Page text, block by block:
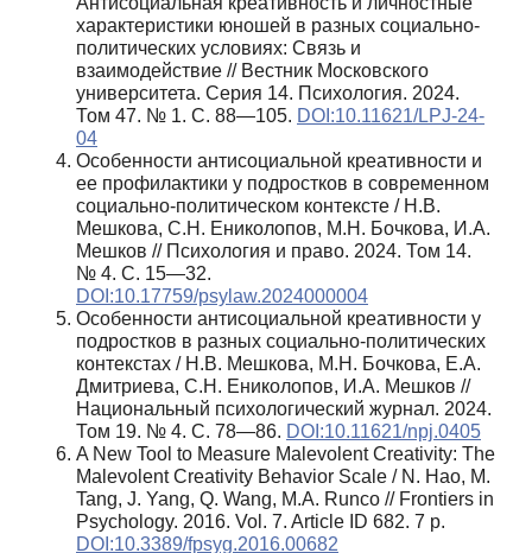
характеристики юношей в разных социально-
политических условиях: Связь и
взаимодействие // Вестник Московского
университета. Серия 14. Психология. 2024.
Том 47. № 1. С. 88—105. DOI:10.11621/LPJ-24-
04
Особенности антисоциальной креативности и
ее профилактики у подростков в современном
социально-политическом контексте / Н.В.
Мешкова, С.Н. Ениколопов, М.Н. Бочкова, И.А.
Мешков // Психология и право. 2024. Том 14.
№ 4. С. 15—32.
DOI:10.17759/psylaw.2024000004
Особенности антисоциальной креативности у
подростков в разных социально-политических
контекстах / Н.В. Мешкова, М.Н. Бочкова, Е.А.
Дмитриева, С.Н. Ениколопов, И.А. Мешков //
Национальный психологический журнал. 2024.
Том 19. № 4. С. 78—86. DOI:10.11621/npj.0405
A New Tool to Measure Malevolent Creativity: The
Malevolent Creativity Behavior Scale / N. Hao, M.
Tang, J. Yang, Q. Wang, M.A. Runco // Frontiers in
Psychology. 2016. Vol. 7. Article ID 682. 7 p.
DOI:10.3389/fpsyg.2016.00682